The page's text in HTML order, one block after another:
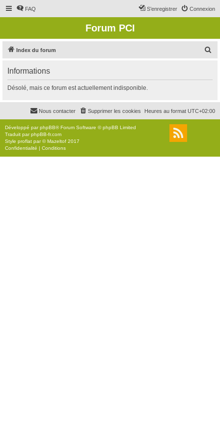
FAQ Connexion
S’enregistrer
Forum PCI
Index du forum
r
c
r
Informations
Désolé, mais ce forum est actuellement indisponible.
Heures au format UTC+02:00
Supprimer les cookies
Nous contacter
Développé parphpBB® Forum Software © phpBB Limited
Traduit parphpBB-fr.com
Style proflat par ©Mazeltof 2017
Confidentialité | Conditions